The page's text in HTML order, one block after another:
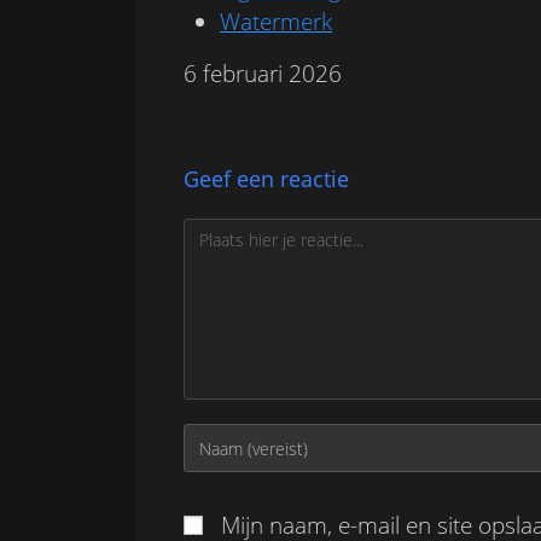
Watermerk
6 februari 2026
Geef een reactie
Reactie
of
Mijn naam, e-mail en site